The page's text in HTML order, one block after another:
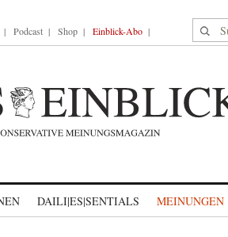
Podcast Shop Einblick-Abo Suche
DAILI|ES|SENTIALS MEINUNGEN